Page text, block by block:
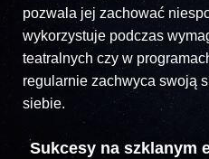
pozwala jej zachować
wykorzystuje podczas
teatralnych czy w
regularnie zachwyca swoją
siebie.
Sukcesy na szklanym